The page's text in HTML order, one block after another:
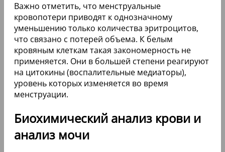
Важно отметить, что менструальные
кровопотери приводят к однозначному
уменьшению только количества эритроцитов,
что связано с потерей объема. К белым
кровяным клеткам такая закономерность не
применяется. Они в большей степени реагируют
на цитокины (воспалительные медиаторы),
уровень которых изменяется во время
менструации.
Биохимический анализ крови и
анализ мочи